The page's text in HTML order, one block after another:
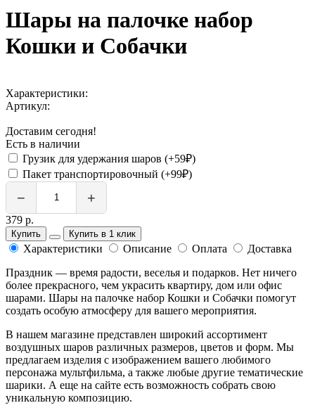
Шары на палочке набор
Кошки и Собачки
Характеристики:
Артикул:
Доставим сегодня!
Есть в наличии
Грузик для удержания шаров (+59₽)
Пакет транспортировочный (+99₽)
− +
379 р.
Купить Купить в 1 клик
Характеристики Описание Оплата
Доставка
Праздник — время радости, веселья и подарков. Нет ничего
более прекрасного, чем украсить квартиру, дом или офис
шарами. Шары на палочке набор Кошки и Собачки помогут
создать особую атмосферу для вашего мероприятия.
В нашем магазине представлен широкий ассортимент
воздушных шаров различных размеров, цветов и форм. Мы
предлагаем изделия с изображением вашего любимого
персонажа мультфильма, а также любые другие тематические
шарики. А еще на сайте есть возможность собрать свою
уникальную композицию.